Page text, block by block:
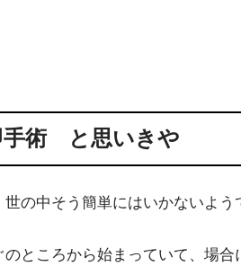
手術 と思いきや
の中そう簡単にはいかないよう
のところから始まっていて、場